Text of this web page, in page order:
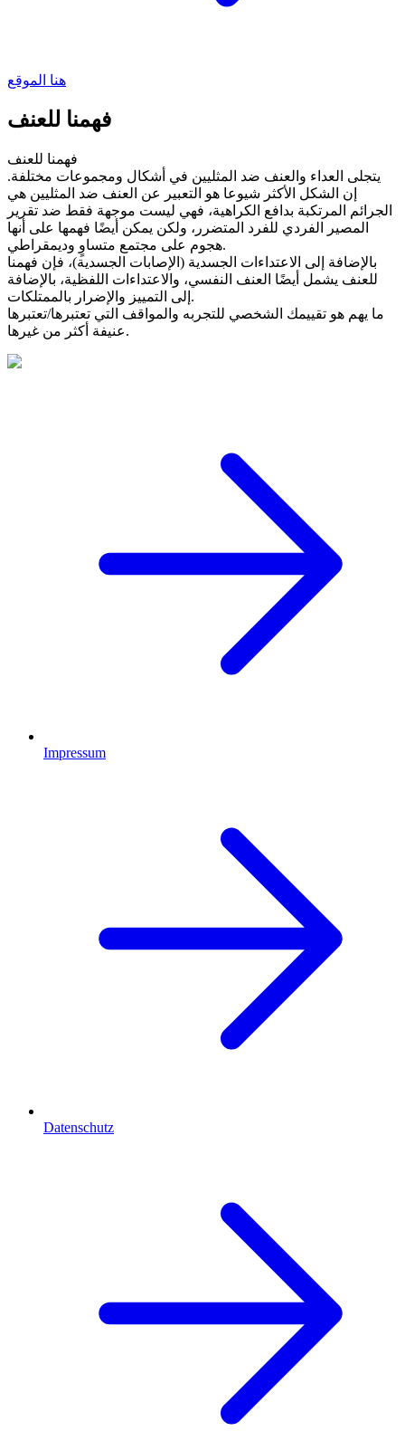
هنا الموقع
فهمنا للعنف
فهمنا للعنف
يتجلى العداء والعنف ضد المثليين في أشكال ومجموعات مختلفة.
إن الشكل الأكثر شيوعا هو التعبير عن العنف ضد المثليين هي
الجرائم المرتكبة بدافع الكراهية، فهي ليست موجهة فقط ضد تقرير
المصير الفردي للفرد المتضرر، ولكن يمكن أيضًا فهمها على أنها
هجوم على مجتمع متساوٍ وديمقراطي.
بالإضافة إلى الاعتداءات الجسدية (الإصابات الجسدية)، فإن فهمنا
للعنف يشمل أيضًا العنف النفسي، والاعتداءات اللفظية، بالإضافة
إلى التمييز والإضرار بالممتلكات.
ما يهم هو تقييمك الشخصي للتجربه والمواقف التي تعتبرها/تعتبرها
عنيفة أكثر من غيرها.
Impressum
Datenschutz